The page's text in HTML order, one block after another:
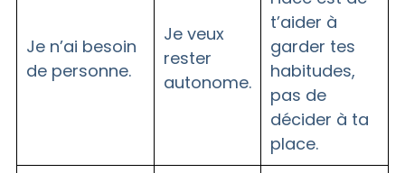
Je n’ai besoin
de personne.
Je veux
rester
autonome.
t’aider à
garder tes
habitudes,
pas de
décider à ta
place.